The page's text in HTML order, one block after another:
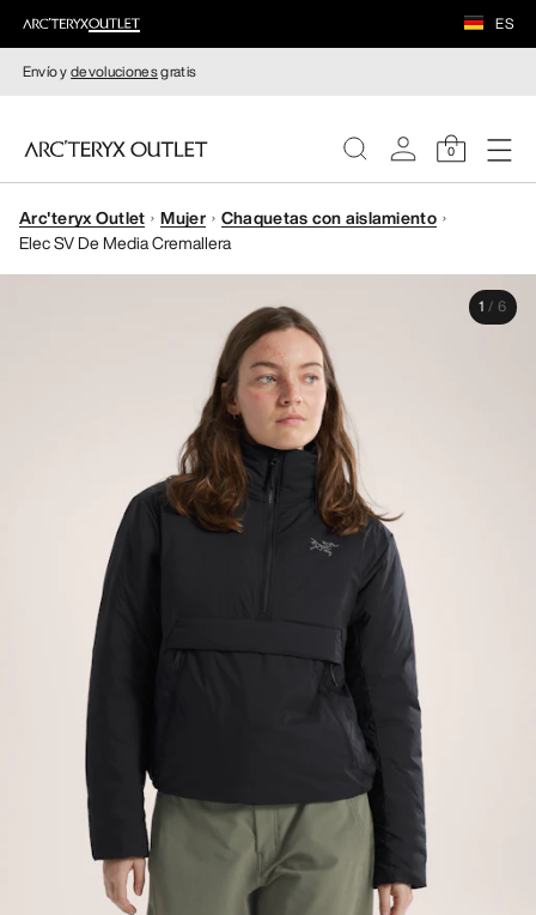
ES
Envío ydevolucionesgratis
0
MUJERE
Arc'teryx Outlet Mujer
Chaquetas con aislamiento
Elec SV De Media Cremallera
1 / 6